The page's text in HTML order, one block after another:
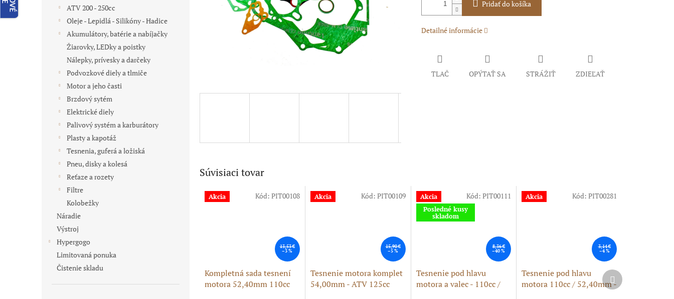
ATV 200 - 250cc
Oleje - Lepidlá - Silikóny - Hadice
Akumulátory, batérie a nabíjačky
Žiarovky, LEDky a poistky
Nálepky, prívesky a darčeky
Podvozkové diely a tlmiče
Motor a jeho časti
Brzdový sytém
Elektrické diely
Palivový systém a karburátory
Plasty a kapotáž
Tesnenia, guferá a ložiská
Pneu, disky a kolesá
Reťaze a rozety
Filtre
Kolobežky
Náradie
Výstroj
Hypergogo
Limitovaná ponuka
Čistenie skladu
Pridať do košíka
Detailné informácie
TLAČ OPÝTAŤ SA STRÁŽIŤ ZDIEĽAŤ
Súvisiaci tovar
Akcia
13,53 €
–3 %
Kompletná sada tesnení
motora 52,40mm 110cc
Kód: PIT00108 Akcia
15,90 €
–5 %
Tesnenie motora komplet
54,00mm - ATV 125cc
Kód: PIT00109
Akcia
Posledné kusy
skladom
8,36 €
–40 %
Tesnenie pod hlavu
motora a valec - 110cc /
Kód:PIT00111 Akcia
3,14 €
–4 %
Tesnenie pod hlavu
motora 110cc / 52,40mm -
Kód: PIT00281
Ďalší
produkt